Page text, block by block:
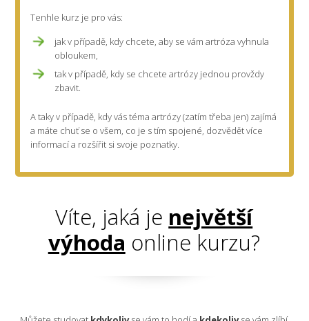
Tenhle kurz je pro vás:
jak v případě, kdy chcete, aby se vám artróza vyhnula
obloukem,
tak v případě, kdy se chcete artrózy jednou provždy
zbavit.
A taky v případě, kdy vás téma artrózy (zatím třeba jen) zajímá
a máte chuť se o všem, co je s tím spojené, dozvědět více
informací a rozšířit si svoje poznatky.
Víte, jaká je největší
výhoda online kurzu?